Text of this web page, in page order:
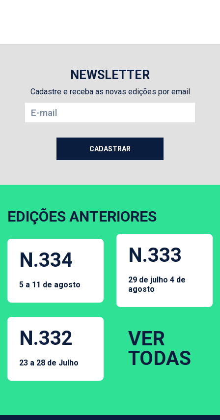
NEWSLETTER
Cadastre e receba as novas edições por email
EDIÇÕES ANTERIORES
N.334
5 a 11 de agosto
N.333
29 de julho 4 de
agosto
N.332
23 a 28 de Julho
VER
TODAS